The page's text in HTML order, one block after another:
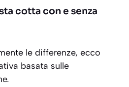
cotta con e senza
le differenze, ecco
basata sulle